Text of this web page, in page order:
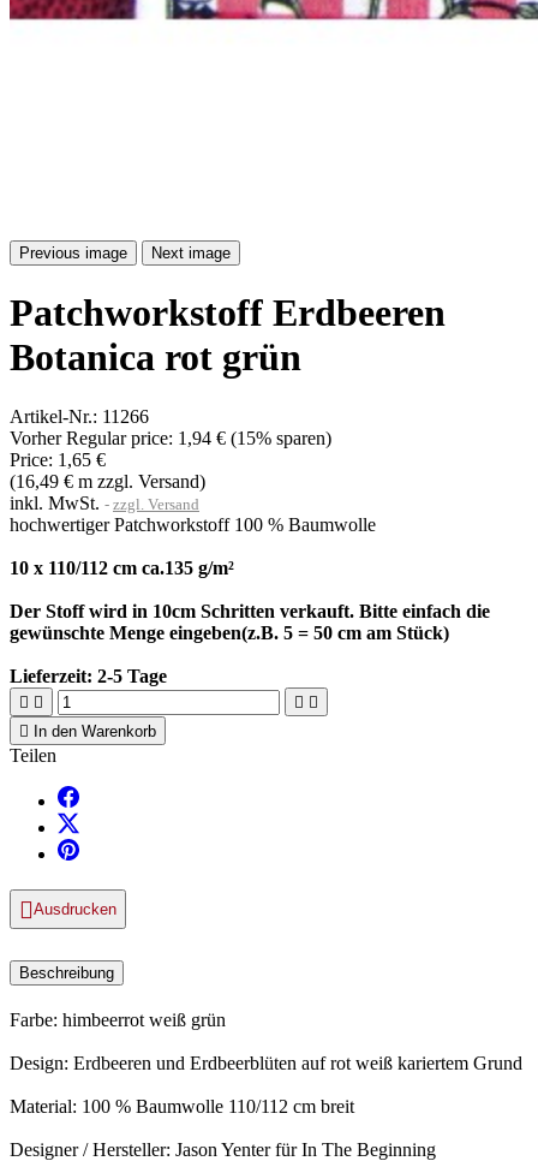
Previous image Next image
Patchworkstoff Erdbeeren
Botanica rot grün
Artikel-Nr.: 11266
VorherRegular price: 1,94 € (15% sparen)
Price: 1,65 €
(16,49 € m zzgl. Versand)
inkl. MwSt.
zzgl. Versand
hochwertiger Patchworkstoff 100 % Baumwolle
10 x 110/112 cm ca.135 g/m²
Der Stoff wird in 10cm Schritten verkauft. Bitte einfach die
gewünschte Menge eingeben(z.B. 5 = 50 cm am Stück)
Lieferzeit: 2-5 Tage
   

In den Warenkorb
Teilen
Ausdrucken
Beschreibung
Farbe: himbeerrot weiß grün
Design: Erdbeeren und Erdbeerblüten auf rot weiß kariertem Grund
Material: 100 % Baumwolle 110/112 cm breit
Designer / Hersteller: Jason Yenter für In The Beginning